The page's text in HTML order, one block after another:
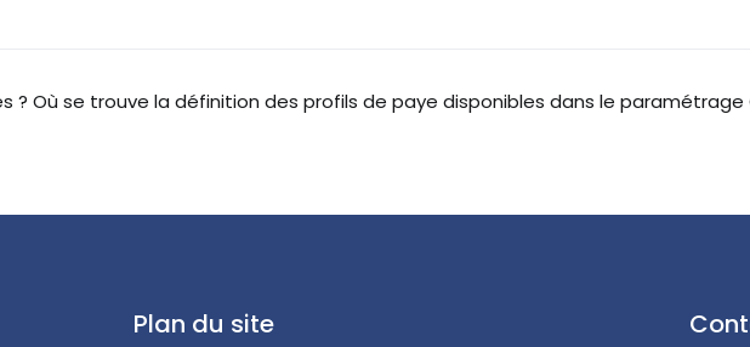
? Où se trouve la définition des profils de paye disponibles dans le paramétrage
Plan du site